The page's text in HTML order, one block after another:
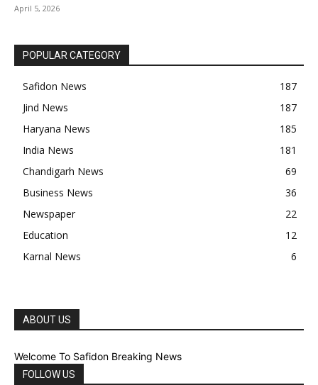
April 5, 2026
POPULAR CATEGORY
Safidon News
187
Jind News
187
Haryana News
185
India News
181
Chandigarh News
69
Business News
36
Newspaper
22
Education
12
Karnal News
6
ABOUT US
Welcome To Safidon Breaking News
FOLLOW US